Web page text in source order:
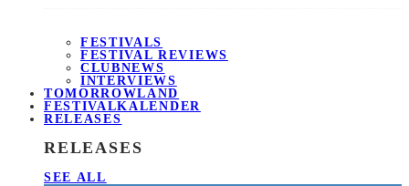
FESTIVALS
FESTIVAL REVIEWS
CLUBNEWS
INTERVIEWS
TOMORROWLAND
FESTIVALKALENDER
RELEASES
RELEASES
SEE ALL